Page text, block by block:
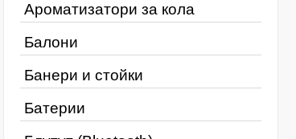
Ароматизатори за кола
Балони
Банери и стойки
Батерии